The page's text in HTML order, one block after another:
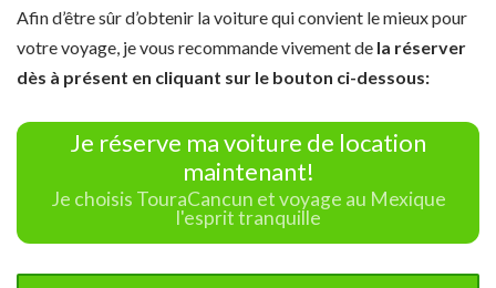
Afin d’être sûr d’obtenir la voiture qui convient le mieux pour
votre voyage, je vous recommande vivement de la réserver
dès à présent en cliquant sur le bouton ci-dessous:
Je réserve ma voiture de location
maintenant!
Je choisis TouraCancun et voyage au Mexique
l'esprit tranquille